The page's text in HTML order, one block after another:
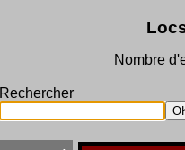
Nombre
Rechercher